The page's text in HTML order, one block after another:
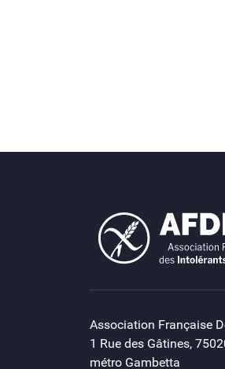
Association Française
1 Rue des Gâtines,
métro Gambetta